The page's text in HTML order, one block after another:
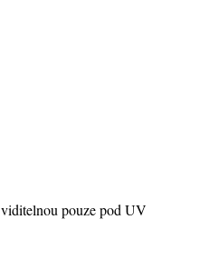
pouze pod UV